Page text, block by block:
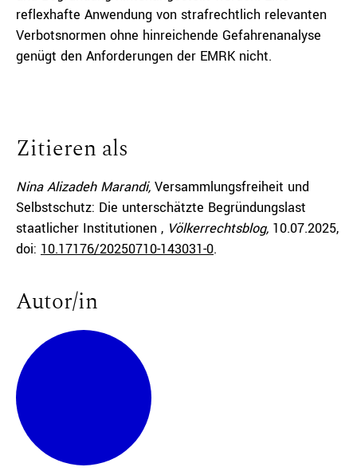
reflexhafte Anwendung von strafrechtlich relevanten
Verbotsnormen ohne hinreichende Gefahrenanalyse
genügt den Anforderungen der EMRK nicht.
Zitieren als
Nina Alizadeh Marandi, Versammlungsfreiheit und
Selbstschutz: Die unterschätzte Begründungslast
staatlicher Institutionen , Völkerrechtsblog, 10.07.2025,
doi: 10.17176/20250710-143031-0.
Autor/in